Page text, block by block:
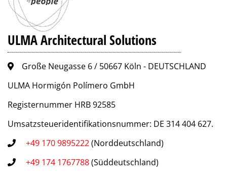
ULMA Architectural Solutions
Große Neugasse 6 / 50667 Köln - DEUTSCHLAND
ULMA Hormigón Polímero GmbH
Registernummer HRB 92585
Umsatzsteueridentifikationsnummer: DE 314 404 627.
+49 170 9895222(Norddeutschland)
+49 174 1767788(Süddeutschland)